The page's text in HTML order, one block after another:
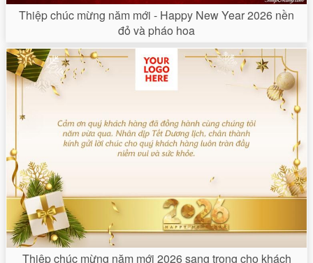
Thiệp chúc mừng năm mới - Happy New Year 2026 nền
đỏ và pháo hoa
Thiệp chúc mừng năm mới 2026 sang trọng cho khách